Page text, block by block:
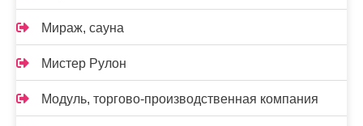
Мираж, сауна
Мистер Рулон
Модуль, торгово-производственная компания